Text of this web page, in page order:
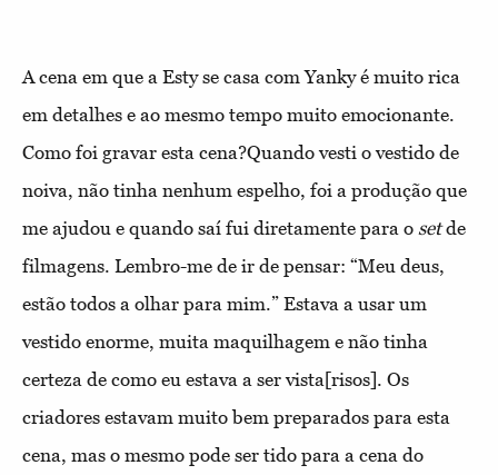
A cena em que a Esty se casa com Yanky é muito rica
em detalhes e ao mesmo tempo muito emocionante.
Como foi gravar esta cena?Quando vesti o vestido de
noiva, não tinha nenhum espelho, foi a produção que
me ajudou e quando saí fui diretamente para o setde
filmagens. Lembro-me de ir de pensar: “Meu deus,
estão todos a olhar para mim.” Estava a usar um
vestido enorme, muita maquilhagem e não tinha
certeza de como eu estava a ser vista[risos]. Os
criadores estavam muito bem preparados para esta
cena, mas o mesmo pode ser tido para a cena do